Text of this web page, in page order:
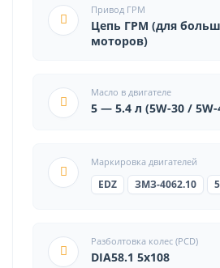
Привод ГРМ
Цепь ГРМ (для
моторов)
Масло в двигателе
5 — 5.4 л (5W-30 / 5W-
Маркировка двигателей
EDZ
ЗМЗ-4062.10
Разболтовка колес (PCD)
DIA58.1 5x108